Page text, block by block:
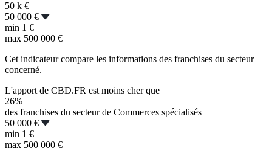
50 k €
50 000 €
min 1 €
max 500 000 €
Cet indicateur compare les informations des franchises du secteur
concerné.
L'apport de CBD.FR est moins cher que
26%
des franchises du secteur de Commerces spécialisés
50 000 €
min 1 €
max 500 000 €